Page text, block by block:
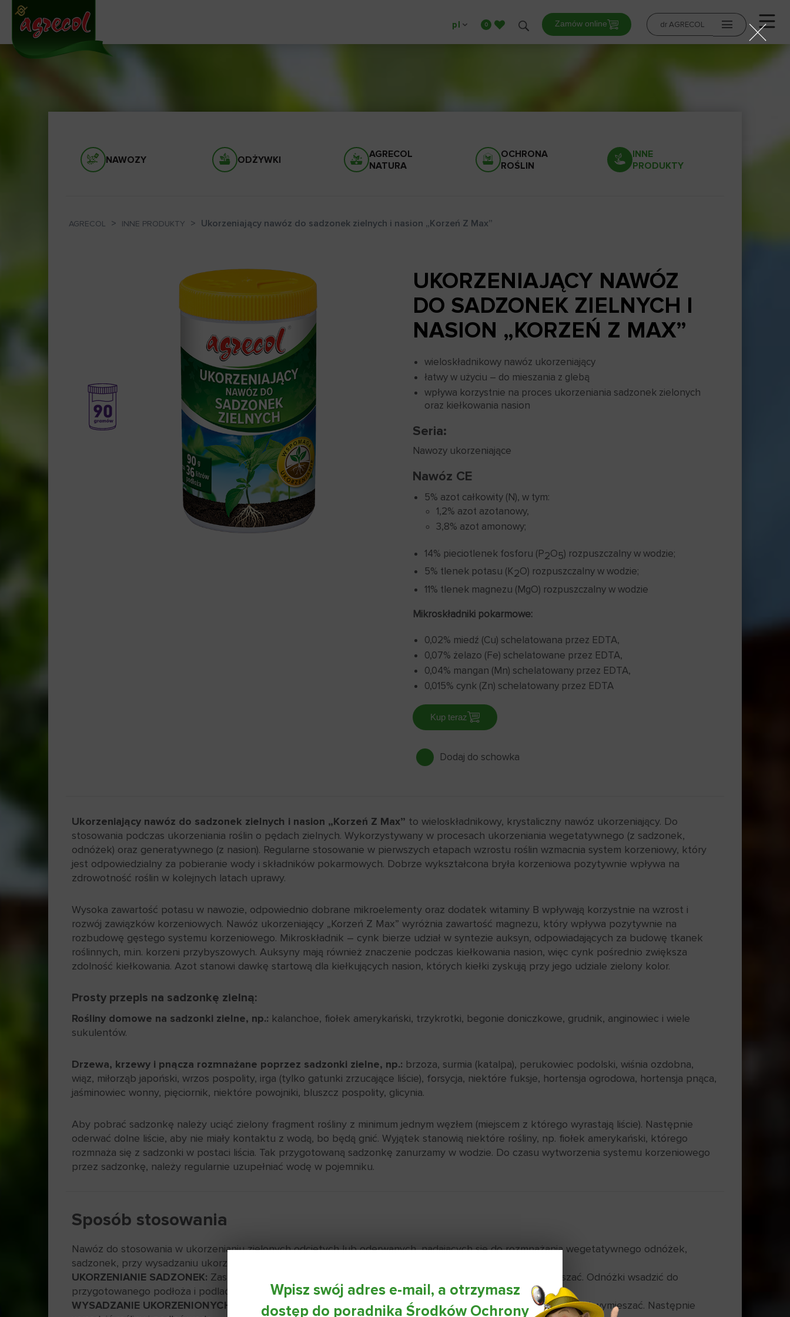
pl 0 Zamów online dr AGRECOL
Wpisz swój adres e-mail, a otrzymasz
dostęp do poradnika Środków Ochrony
NAWOZY ODŻYWKI
AGRECOL
NATURA
OCHRONA
ROŚLIN
INNE
PRODUKTY
AGRECOL > INNE PRODUKTY > Ukorzeniający nawóz do sadzonek zielnych i nasion „Korzeń Z Max”
UKORZENIAJĄCY NAWÓZ
DO SADZONEK ZIELNYCH I
NASION „KORZEŃ Z MAX”
wieloskładnikowy nawóz ukorzeniający
łatwy w użyciu – do mieszania z glebą
wpływa korzystnie na proces ukorzeniania sadzonek zielonych
oraz kiełkowania nasion
Seria:
Nawozy ukorzeniające
Nawóz CE
5% azot całkowity (N), w tym:
1,2% azot azotanowy,
3,8% azot amonowy;
14% pieciotlenek fosforu (P2O5) rozpuszczalny w wodzie;
5% tlenek potasu (K2O) rozpuszczalny w wodzie;
11% tlenek magnezu (MgO) rozpuszczalny w wodzie
Mikroskładniki pokarmowe:
0,02% miedź (Cu) schelatowana przez EDTA,
0,07% żelazo (Fe) schelatowane przez EDTA,
0,04% mangan (Mn) schelatowany przez EDTA,
0,015% cynk (Zn) schelatowany przez EDTA
Kup teraz
Dodaj do schowka
Ukorzeniający nawóz do sadzonek zielnych i nasion „Korzeń Z Max” to wieloskładnikowy, krystaliczny nawóz ukorzeniający. Do
stosowania podczas ukorzeniania roślin o pędach zielnych. Wykorzystywany w procesach ukorzeniania wegetatywnego (z sadzonek,
odnóżek) oraz generatywnego (z nasion). Regularne stosowanie w pierwszych etapach wzrostu roślin wzmacnia system korzeniowy, który
jest odpowiedzialny za pobieranie wody i składników pokarmowych. Dobrze wykształcona bryła korzeniowa pozytywnie wpływa na
zdrowotność roślin w kolejnych latach uprawy.
Wysoka zawartość potasu w nawozie, odpowiednio dobrane mikroelementy oraz dodatek witaminy B wpływają korzystnie na wzrost i
rozwój zawiązków korzeniowych. Nawóz ukorzeniający „Korzeń Z Max” wyróżnia zawartość magnezu, który wpływa pozytywnie na
rozbudowę gęstego systemu korzeniowego. Mikroskładnik – cynk bierze udział w syntezie auksyn, odpowiadających za budowę tkanek
roślinnych, m.in. korzeni przybyszowych. Auksyny mają również znaczenie podczas kiełkowania nasion, więc cynk pośrednio zwiększa
zdolność kiełkowania. Azot stanowi dawkę startową dla kiełkujących nasion, których kiełki zyskują przy jego udziale zielony kolor.
Prosty przepis na sadzonkę zielną:
Rośliny domowe na sadzonki zielne, np.: kalanchoe, fiołek amerykański, trzykrotki, begonie doniczkowe, grudnik, anginowiec i wiele
sukulentów.
Drzewa, krzewy i pnącza rozmnażane poprzez sadzonki zielne, np.: brzoza, surmia (katalpa), perukowiec podolski, wiśnia ozdobna,
wiąz, miłorząb japoński, wrzos pospolity, irga (tylko gatunki zrzucające liście), forsycja, niektóre fuksje, hortensja ogrodowa, hortensja pnąca,
jaśminowiec wonny, pięciornik, niektóre powojniki, bluszcz pospolity, glicynia.
Aby pobrać sadzonkę należy uciąć zielony fragment rośliny z minimum jednym węzłem (miejscem z którego wyrastają liście). Następnie
oderwać dolne liście, aby nie miały kontaktu z wodą, bo będą gnić. Wyjątek stanowią niektóre rośliny, np. fiołek amerykański, którego
rozmnaża się z sadzonki w postaci liścia. Tak przygotowaną sadzonkę zanurzamy w wodzie. Do czasu wytworzenia systemu korzeniowego
przez sadzonkę, należy regularnie uzupełniać wodę w pojemniku.
Sposób stosowania
Nawóz do stosowania w ukorzenianiu zielonych odciętych lub oderwanych, nadających się do rozmnażania wegetatywnego odnóżek,
sadzonek, przy wysadzaniu ukorzenionych roślin oraz przy wysiewie nasion.
UKORZENIANIE SADZONEK: Zastosować 1 łyżeczkę (5 g) nawozu na 2 litry podłoża do sadzonek i wymieszać. Odnóżki wsadzić do
przygotowanego podłoża i podlać wodą.
WYSADZANIE UKORZENIONYCH ROŚLIN:Do 1 litra podłoża wsypać 1 łyżeczkę (5 g) nawozu ukorzeniającego i wymieszać. Następnie